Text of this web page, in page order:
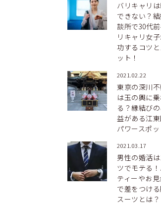
バリキャリ
できない？
談所で30代
リキャリ女
功するコツと
ット！
2021.02.22
東京の深川
は玉の輿に
る？縁結び
益がある江
パワースポッ
2021.03.17
男性の婚活
ツでモテる
ティーやお
で差をつけ
スーツとは？